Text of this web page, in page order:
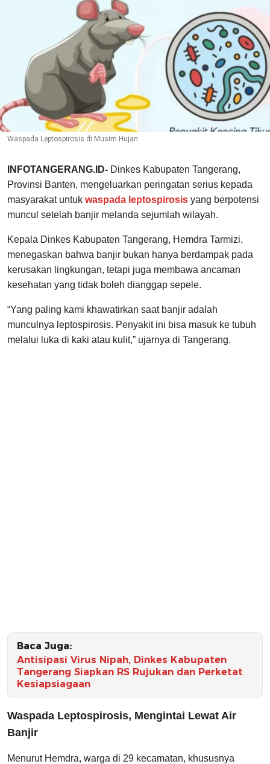
Waspada Leptospirosis di Musim Hujan
INFOTANGERANG.ID- Dinkes Kabupaten Tangerang,
Provinsi Banten, mengeluarkan peringatan serius kepada
masyarakat untuk waspada leptospirosis yang berpotensi
muncul setelah banjir melanda sejumlah wilayah.
Kepala Dinkes Kabupaten Tangerang, Hemdra Tarmizi,
menegaskan bahwa banjir bukan hanya berdampak pada
kerusakan lingkungan, tetapi juga membawa ancaman
kesehatan yang tidak boleh dianggap sepele.
“Yang paling kami khawatirkan saat banjir adalah
munculnya leptospirosis. Penyakit ini bisa masuk ke tubuh
melalui luka di kaki atau kulit,” ujarnya di Tangerang.
Baca Juga:
Antisipasi Virus Nipah, Dinkes Kabupaten
Tangerang Siapkan RS Rujukan dan Perketat
Kesiapsiagaan
Waspada Leptospirosis, Mengintai Lewat Air
Banjir
Menurut Hemdra, warga di 29 kecamatan, khususnya